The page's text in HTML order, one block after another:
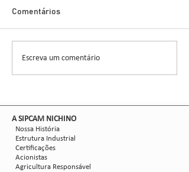
Nova safra de milho:
como mitigar as perdas
Comentários
Escreva um comentário
​A SIPCAM NICHINO
Nossa História
Estrutura Industrial
Certificações
Acionistas
Agricultura Responsável